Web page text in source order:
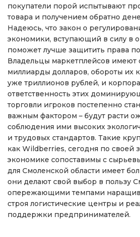
покупатели порой испытывают
товара и получением обратно
Надеюсь, что закон о
экономики, вступающий в силу в
поможет лучше защитить права
Владельцы маркетплейсов имеют
миллиарды долларов, обороты их
уже триллионов рублей, и
ответственность этих
торговли игроков постепенно
важным фактором – будут расти
соблюдения ими высоких
и трудовых стандартов. Такие
как Wildberries, сегодня по своей
экономике сопоставимы с
для Смоленской области имеет
они делают свой выбор в пользу
опережающими темпами
строя логистические центры и
поддержки предпринимателей.